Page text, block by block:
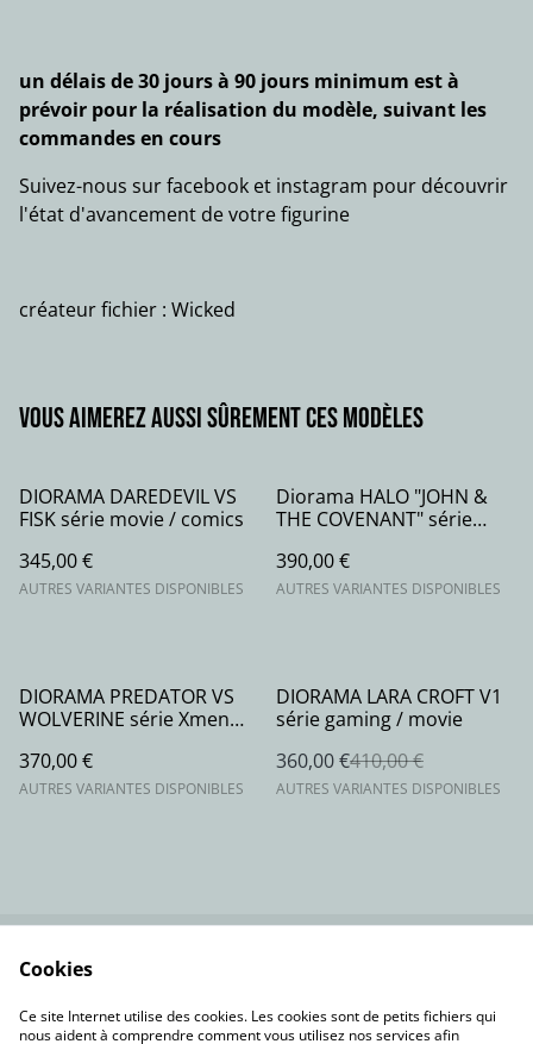
un délais de 30 jours à 90 jours minimum est à
prévoir pour la réalisation du modèle, suivant les
commandes en cours
Suivez-nous sur facebook et instagram pour découvrir
l'état d'avancement de votre figurine
créateur fichier : Wicked
Vous aimerez aussi sûrement ces modèles
DIORAMA DAREDEVIL VS
FISK série movie / comics
345,00 €
AUTRES VARIANTES DISPONIBLES
Diorama HALO "JOHN &
THE COVENANT" série
390,00 €
AUTRES VARIANTES DISPONIBLES
DIORAMA PREDATOR VS
WOLVERINE série Xmen
370,00 €
AUTRES VARIANTES DISPONIBLES
%
DIORAMA LARA CROFT V1
série gaming / movie
360,00 €410,00 €
AUTRES VARIANTES DISPONIBLES
Politique de
confidentialité
Politique de cookies
Cookies
Ce site Internet utilise des cookies. Les cookies sont de petits fichiers qui
nous aident à comprendre comment vous utilisez nos services afin